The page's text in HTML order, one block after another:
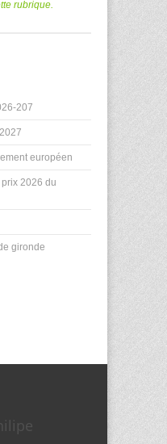
rubrique.
207
européen
2026 du
gironde